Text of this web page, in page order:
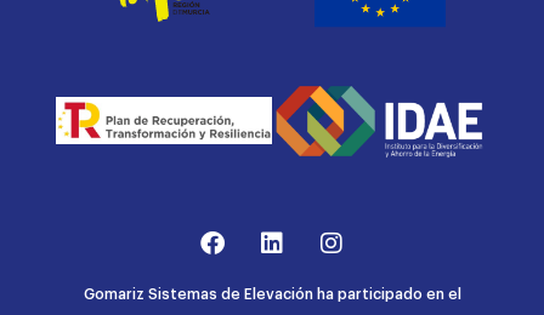
Gomariz Sistemas de Elevación ha participado en el